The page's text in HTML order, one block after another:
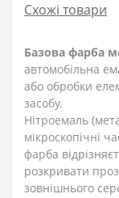
Схожі товари
Базова фарба
автомобільна
або обробки
засобу.
Нітроемаль
мікроскопічні
фарба
розкривати
зовнішнього